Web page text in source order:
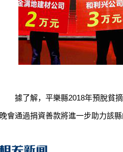
據了解，平樂縣2018年預脫貧摘
晚會通過捐資善款將進一步助力該